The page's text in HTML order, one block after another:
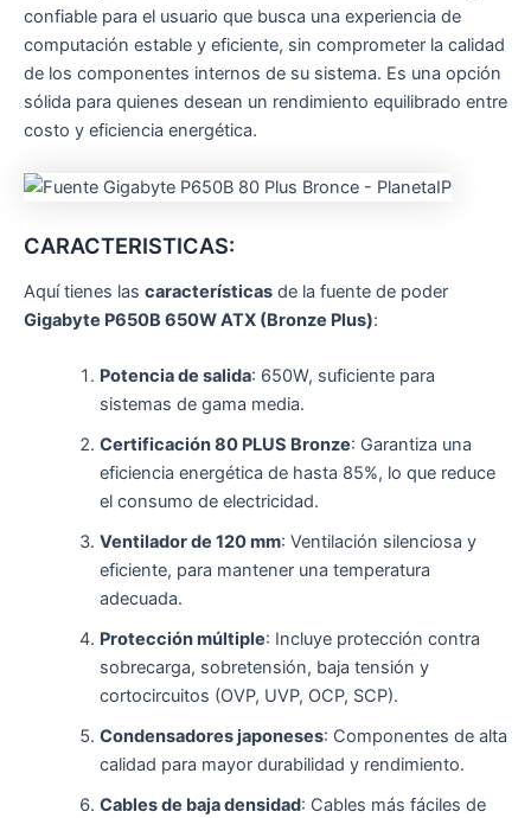
confiable para el usuario que busca una experiencia de
computación estable y eficiente, sin comprometer la calidad
de los componentes internos de su sistema. Es una opción
sólida para quienes desean un rendimiento equilibrado entre
costo y eficiencia energética.
CARACTERISTICAS:
Aquí tienes las características de la fuente de poder
Gigabyte P650B 650W ATX (Bronze Plus):
Potencia de salida: 650W, suficiente para
sistemas de gama media.
Certificación 80 PLUS Bronze: Garantiza una
eficiencia energética de hasta 85%, lo que reduce
el consumo de electricidad.
Ventilador de 120 mm: Ventilación silenciosa y
eficiente, para mantener una temperatura
adecuada.
Protección múltiple: Incluye protección contra
sobrecarga, sobretensión, baja tensión y
cortocircuitos (OVP, UVP, OCP, SCP).
Condensadores japoneses: Componentes de alta
calidad para mayor durabilidad y rendimiento.
Cables de baja densidad: Cables más fáciles de